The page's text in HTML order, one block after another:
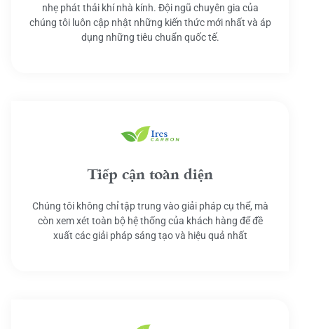
nhẹ phát thải khí nhà kính. Đội ngũ chuyên gia của
chúng tôi luôn cập nhật những kiến thức mới nhất và áp
dụng những tiêu chuẩn quốc tế.
Tiếp cận toàn diện
Chúng tôi không chỉ tập trung vào giải pháp cụ thể, mà
còn xem xét toàn bộ hệ thống của khách hàng để đề
xuất các giải pháp sáng tạo và hiệu quả nhất